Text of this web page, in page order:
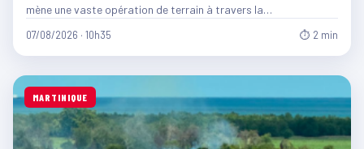
mène une vaste opération de terrain à travers la…
07/08/2026 · 10h35 ⏱ 2 min
MARTINIQUE